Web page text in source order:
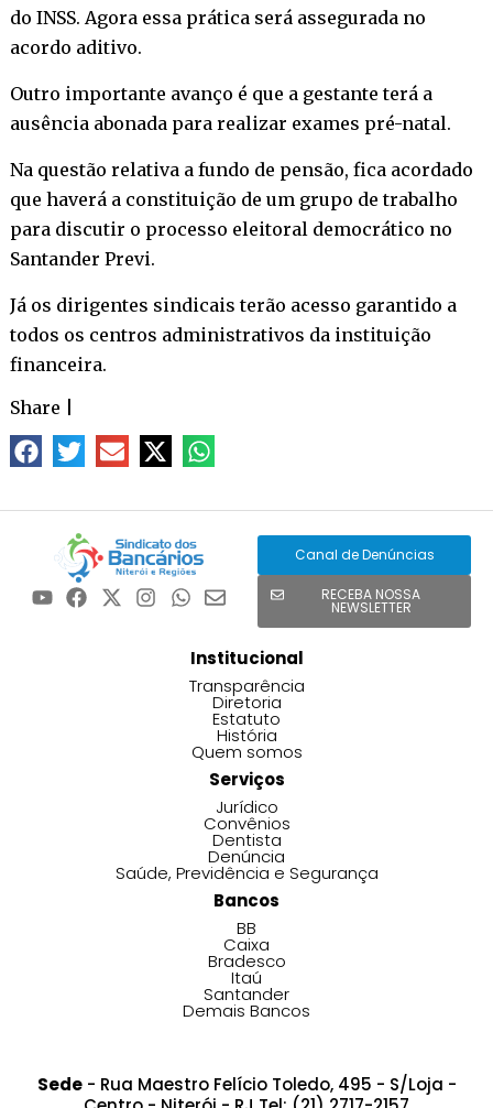
do INSS. Agora essa prática será assegurada no
acordo aditivo.
Outro importante avanço é que a gestante terá a
ausência abonada para realizar exames pré-natal.
Na questão relativa a fundo de pensão, fica acordado
que haverá a constituição de um grupo de trabalho
para discutir o processo eleitoral democrático no
Santander Previ.
Já os dirigentes sindicais terão acesso garantido a
todos os centros administrativos da instituição
financeira.
Share
Canal de Denúncias
RECEBA NOSSA
NEWSLETTER
Institucional
Transparência
Diretoria
Estatuto
História
Quem somos
Serviços
Jurídico
Convênios
Dentista
Denúncia
Saúde, Previdência e Segurança
Bancos
BB
Caixa
Bradesco
Itaú
Santander
Demais Bancos
Sede- Rua Maestro Felício Toledo, 495 - S/Loja -